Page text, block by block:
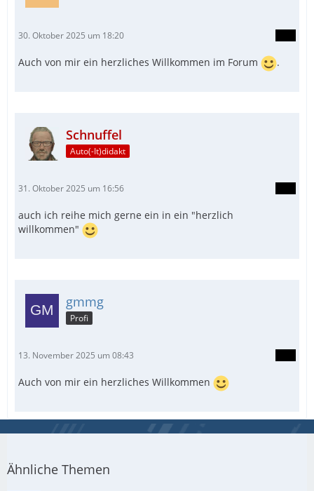
30. Oktober 2025 um 18:20
Auch von mir ein herzliches Willkommen im Forum .
Schnuffel
Auto(-It)didakt
31. Oktober 2025 um 16:56
auch ich reihe mich gerne ein in ein "herzlich
willkommen"
gmmg
Profi
13. November 2025 um 08:43
Auch von mir ein herzliches Willkommen
Ähnliche Themen